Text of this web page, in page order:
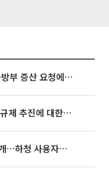
[특징주] “탄약 부족하다“ 美 국방부 증산 요청에⋯국내 방산주 급등세
[특징주] 美 중국산 광트랜시버 규제 추진에 대한광통신 등 광통신株 강세
현대차·기아, 이번 주 임단협 재개…하청 사용자성 재심도 ‘변수’